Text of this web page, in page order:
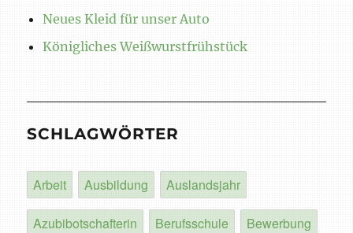
Neues Kleid für unser Auto
Königliches Weißwurstfrühstück
SCHLAGWÖRTER
Arbeit Ausbildung Auslandsjahr
Azubibotschafterin Berufsschule Bewerbung